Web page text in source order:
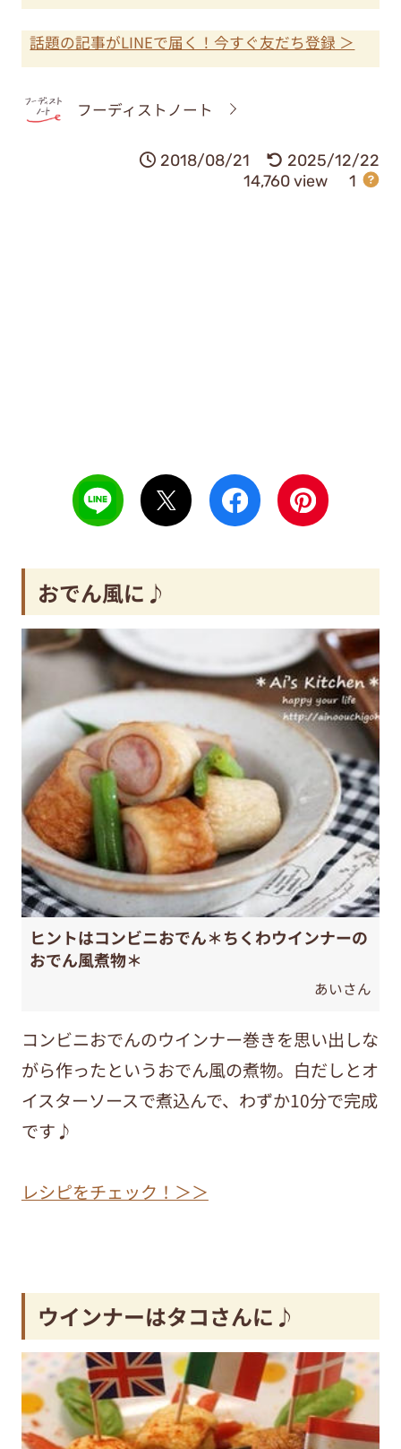
話題の記事がLINEで届く！今すぐ友だち登録 ＞
フーディストノート
2018/08/21
2025/12/22
14,760 view
1
おでん風に♪
ヒントはコンビニおでん＊ちくわウインナーの
おでん風煮物＊
あいさん
コンビニおでんのウインナー巻きを思い出しな
がら作ったというおでん風の煮物。白だしとオ
イスターソースで煮込んで、わずか10分で完成
です♪
レシピをチェック！＞＞
ウインナーはタコさんに♪